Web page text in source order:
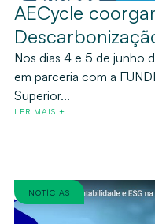
AECycle
Nos dias 4 e 5 de junho
em parceria com a
Superior...
LER MAIS +
NOTÍCIAS